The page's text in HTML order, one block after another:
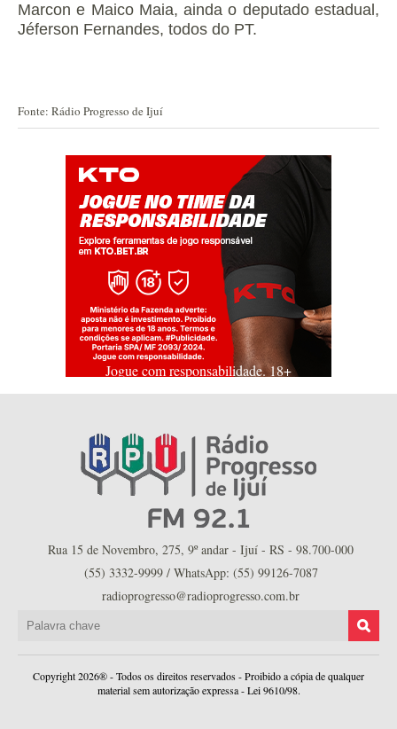
Marcon e Maico Maia, ainda o deputado estadual,
Jéferson Fernandes, todos do PT.
Fonte: Rádio Progresso de Ijuí
Jogue com responsabilidade. 18+
Rua 15 de Novembro, 275, 9º andar - Ijuí - RS - 98.700-000
(55) 3332-9999 / WhatsApp: (55) 99126-7087
radioprogresso@radioprogresso.com.br
Copyright 2026® - Todos os direitos reservados - Proibido a cópia de qualquer
material sem autorização expressa - Lei 9610/98.